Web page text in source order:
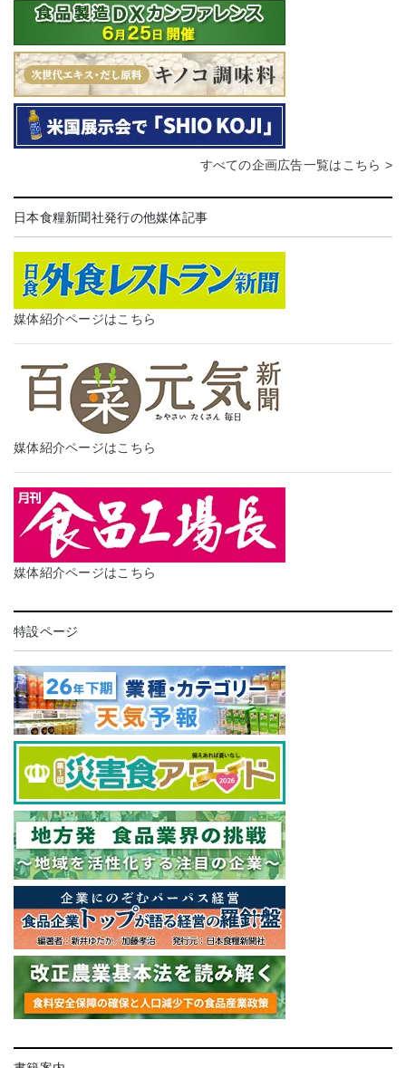
すべての企画広告一覧はこちら >
日本食糧新聞社発行の他媒体記事
媒体紹介ページはこちら
媒体紹介ページはこちら
媒体紹介ページはこちら
特設ページ